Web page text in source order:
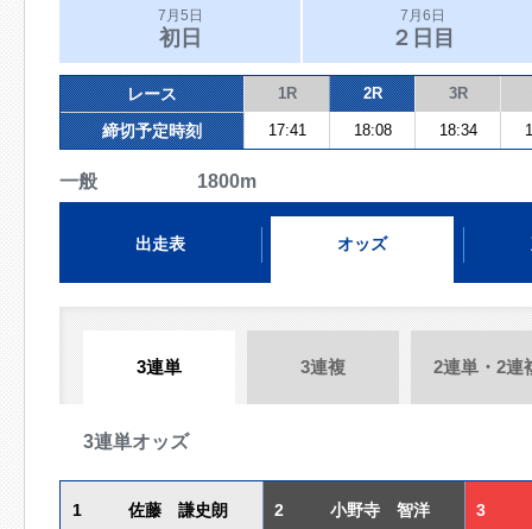
7月5日
初日
7月6日
２日目
レース 1R 2R 3R
締切予定時刻 17:41 18:08 18:34
一般 1800m
出走表 オッズ
3連単 3連複 2連単・2連
3連単オッズ
1 佐藤 謙史朗 2 小野寺 智洋 3